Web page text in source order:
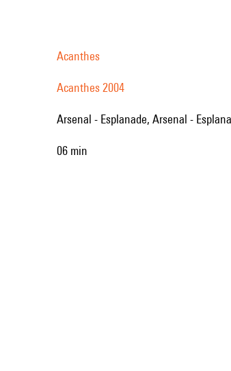
Acanthes
Acanthes 2004
Arsenal - Esplanade, Arsenal -
06 min